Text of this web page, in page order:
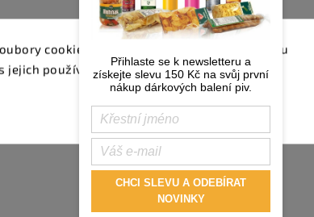
cookie. Dalším procházením tohoto webu
jejich používáním.. Více informacízde.
Přihlaste se k newsletteru a
získejte slevu 150 Kč na svůj první
nákup dárkových balení piv.
CHCI SLEVU A ODEBÍRAT
NOVINKY